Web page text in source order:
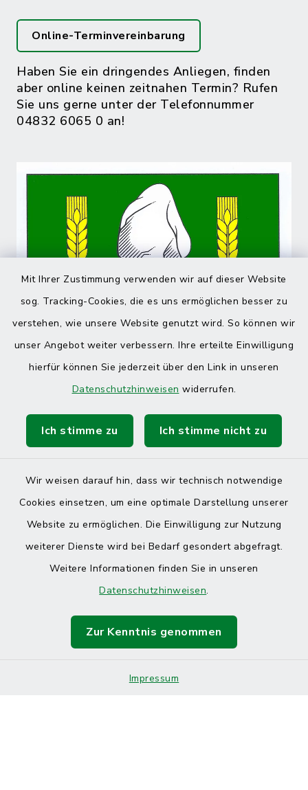
Mit Ihrer Zustimmung verwenden wir auf dieser Website
sog. Tracking-Cookies, die es uns ermöglichen besser zu
verstehen, wie unsere Website genutzt wird. So können wir
unser Angebot weiter verbessern. Ihre erteilte Einwilligung
hierfür können Sie jederzeit über den Link in unseren
Datenschutzhinweisen widerrufen.
Ich stimme zu Ich stimme nicht zu
Wir weisen darauf hin, dass wir technisch notwendige
Cookies einsetzen, um eine optimale Darstellung unserer
Website zu ermöglichen. Die Einwilligung zur Nutzung
weiterer Dienste wird bei Bedarf gesondert abgefragt.
Weitere Informationen finden Sie in unseren
Datenschutzhinweisen.
Zur Kenntnis genommen
Impressum
Online-Terminvereinbarung
Haben Sie ein dringendes Anliegen, finden
aber online keinen zeitnahen Termin? Rufen
Sie uns gerne unter der Telefonnummer
04832 6065 0 an!
Barrierefreiheit
Sitemap